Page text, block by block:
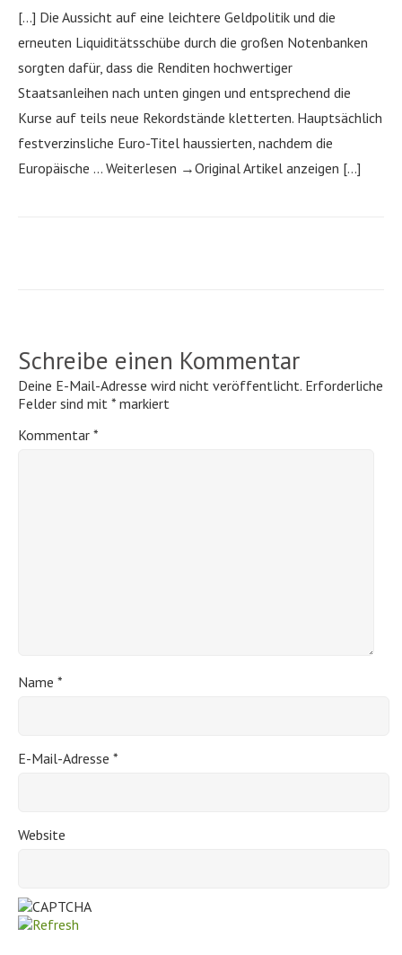
[…] Die Aussicht auf eine leichtere Geldpolitik und die
erneuten Liquiditätsschübe durch die großen Notenbanken
sorgten dafür, dass die Renditen hochwertiger
Staatsanleihen nach unten gingen und entsprechend die
Kurse auf teils neue Rekordstände kletterten. Hauptsächlich
festverzinsliche Euro-Titel haussierten, nachdem die
Europäische … Weiterlesen →Original Artikel anzeigen […]
Schreibe einen Kommentar
Deine E-Mail-Adresse wird nicht veröffentlicht. Erforderliche
Felder sind mit * markiert
Kommentar *
Name *
E-Mail-Adresse *
Website